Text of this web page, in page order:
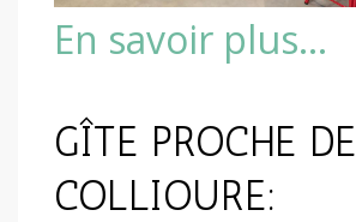
En savoir plus…
GÎTE PROCHE DE
COLLIOURE: